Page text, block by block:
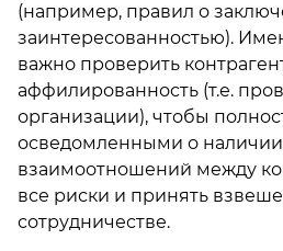
(например, правил о
заинтересованностью).
важно проверить
аффилированность (т.е.
организации), чтобы
осведомленными о
взаимоотношений между
все риски и принять
сотрудничестве.